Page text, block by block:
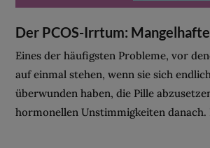
Der PCOS-Irrtum:
Eines der häufigsten Probleme, vor
auf einmal stehen, wenn sie sich
überwunden haben, die Pille
hormonellen Unstimmigkeiten danach.